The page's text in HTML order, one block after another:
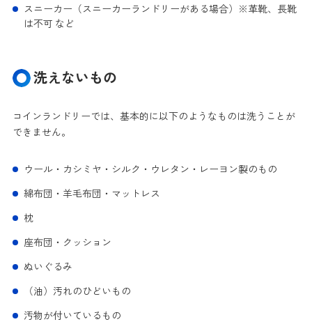
スニーカー（スニーカーランドリーがある場合）※革靴、長靴
は不可 など
洗えないもの
コインランドリーでは、基本的に以下のようなものは洗うことが
できません。
ウール・カシミヤ・シルク・ウレタン・レーヨン製のもの
綿布団・羊毛布団・マットレス
枕
座布団・クッション
ぬいぐるみ
（油）汚れのひどいもの
汚物が付いているもの